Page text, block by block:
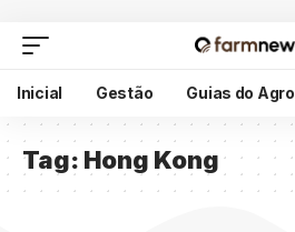
Inicial Gestão Guias do Agro
Tag: Hong Kong